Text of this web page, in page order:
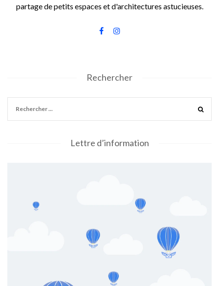
partage de petits espaces et d'architectures astucieuses.
Rechercher
Lettre d’information